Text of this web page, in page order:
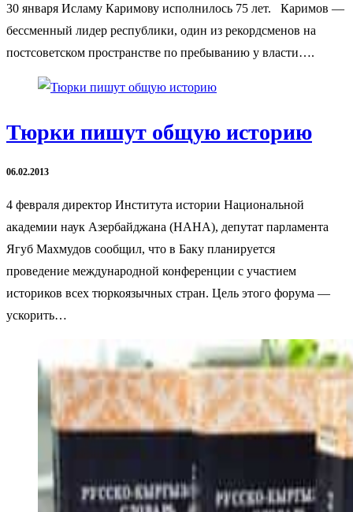
30 января Исламу Каримову исполнилось 75 лет. Каримов —
бессменный лидер республики, один из рекордсменов на
постсоветском пространстве по пребыванию у власти….
Тюрки пишут общую историю
06.02.2013
4 февраля директор Института истории Национальной
академии наук Азербайджана (НАНА), депутат парламента
Ягуб Махмудов сообщил, что в Баку планируется
проведение международной конференции с участием
историков всех тюркоязычных стран. Цель этого форума —
ускорить…